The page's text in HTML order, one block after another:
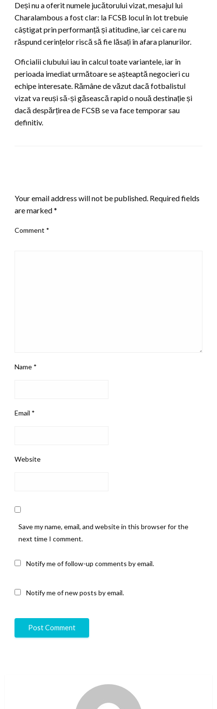
Deși nu a oferit numele jucătorului vizat, mesajul lui
Charalambous a fost clar: la FCSB locul în lot trebuie
câștigat prin performanță și atitudine, iar cei care nu
răspund cerințelor riscă să fie lăsați în afara planurilor.
Oficialii clubului iau în calcul toate variantele, iar în
perioada imediat următoare se așteaptă negocieri cu
echipe interesate. Rămâne de văzut dacă fotbalistul
vizat va reuși să-și găsească rapid o nouă destinație și
dacă despărțirea de FCSB se va face temporar sau
definitiv.
Your email address will not be published. Required fields
are marked*
Comment *
Name *
Email *
Website
Save my name, email, and website in this browser for the
next time I comment.
Notify me of follow-up comments by email.
Notify me of new posts by email.